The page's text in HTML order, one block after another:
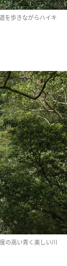
を歩きながらハイキ
の高い青く美しい川